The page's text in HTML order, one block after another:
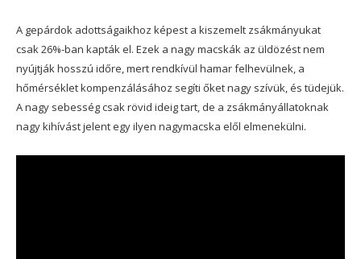
A gepárdok adottságaikhoz képest a kiszemelt zsákmányukat
csak 26%-ban kapták el. Ezek a nagy macskák az üldözést nem
nyújtják hosszú időre, mert rendkívül hamar felhevülnek, a
hőmérséklet kompenzálásához segíti őket nagy szívük, és tüdejük.
A nagy sebesség csak rövid ideig tart, de a zsákmányállatoknak
nagy kihívást jelent egy ilyen nagymacska elől elmenekülni.